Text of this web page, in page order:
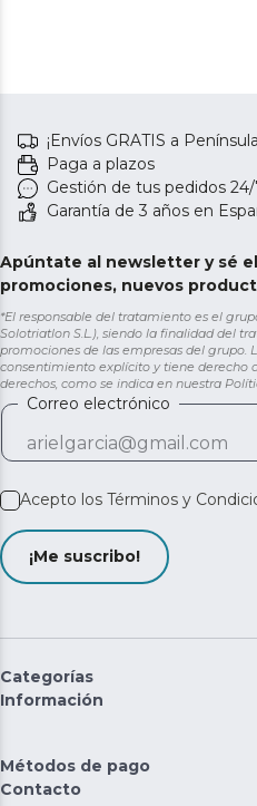
¡Envíos GRATIS a
Paga a plazos
Gestión de tus pedidos
Garantía de 3 años en
Apúntate al newsletter y sé
promociones, nuevos
*El responsable del tratamiento es el
Solotriatlon S.L.), siendo la finalidad del
promociones de las empresas del grupo.
consentimiento explícito y tiene derecho
derechos, como se indica en nuestra
Correo electrónico
Acepto los Términos y
¡Me suscribo!
Categorías
Información
Métodos de pago
Contacto